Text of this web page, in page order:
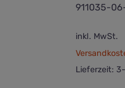
911035-
inkl. MwSt.
Lieferzeit: